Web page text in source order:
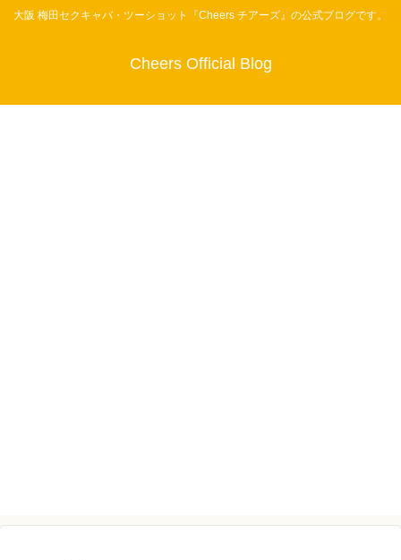
大阪 梅田セクキャバ・ツーショット『Cheers チアーズ』の公式ブログです。
Cheers Official Blog